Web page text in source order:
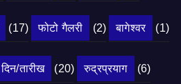
(17) फोटो गैलरी (2) बागेश्वर (1)
तारीख (20) रुद्रप्रयाग (6)